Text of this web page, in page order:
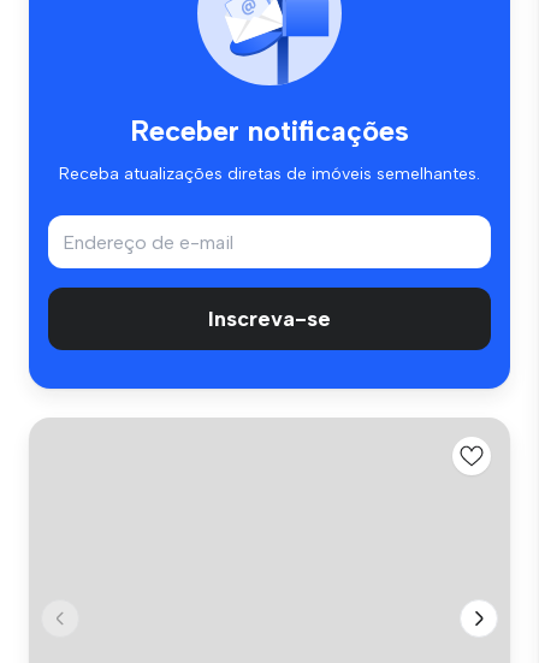
Receber notificações
Receba atualizações diretas de imóveis semelhantes.
Inscreva-se